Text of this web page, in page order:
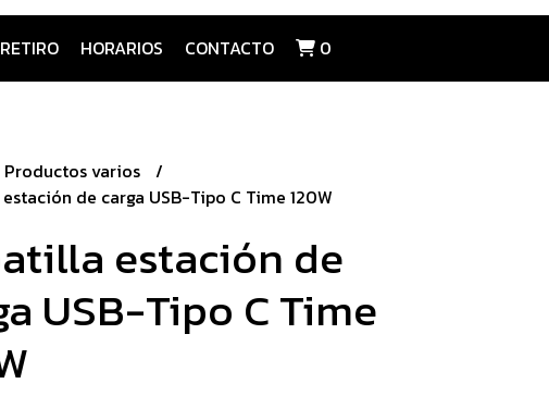
HORARIOS CONTACTO 0
Productos varios
de carga USB-Tipo C Time 120W
estación de
USB-Tipo C Time